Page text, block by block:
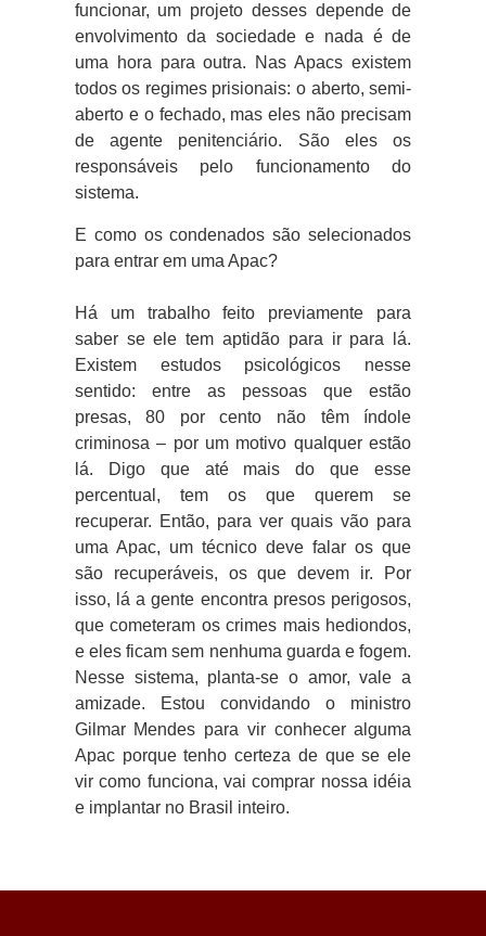
funcionar, um projeto desses depende de
envolvimento da sociedade e nada é de
uma hora para outra. Nas Apacs existem
todos os regimes prisionais: o aberto, semi-
aberto e o fechado, mas eles não precisam
de agente penitenciário. São eles os
responsáveis pelo funcionamento do
sistema.
E como os condenados são selecionados
para entrar em uma Apac?
Há um trabalho feito previamente para
saber se ele tem aptidão para ir para lá.
Existem estudos psicológicos nesse
sentido: entre as pessoas que estão
presas, 80 por cento não têm índole
criminosa – por um motivo qualquer estão
lá. Digo que até mais do que esse
percentual, tem os que querem se
recuperar. Então, para ver quais vão para
uma Apac, um técnico deve falar os que
são recuperáveis, os que devem ir. Por
isso, lá a gente encontra presos perigosos,
que cometeram os crimes mais hediondos,
e eles ficam sem nenhuma guarda e fogem.
Nesse sistema, planta-se o amor, vale a
amizade. Estou convidando o ministro
Gilmar Mendes para vir conhecer alguma
Apac porque tenho certeza de que se ele
vir como funciona, vai comprar nossa idéia
e implantar no Brasil inteiro.